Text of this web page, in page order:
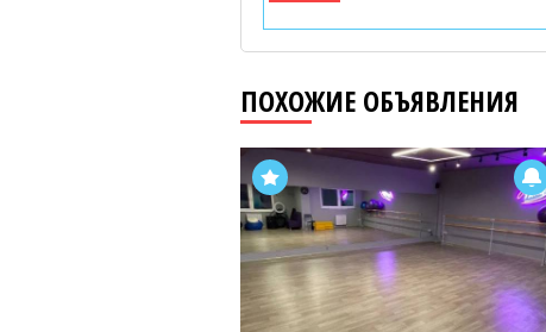
ПОХОЖИЕ ОБЪЯВЛЕНИЯ